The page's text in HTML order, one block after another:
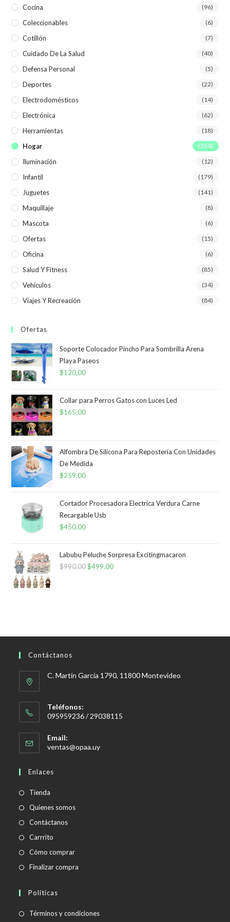
Cocina (96)
Coleccionables (6)
Cotillón (7)
Cuidado De La Salud (40)
Defensa Personal (5)
Deportes (22)
Electrodomésticos (14)
Electrónica (62)
Herramientas (18)
Hogar (234)
Iluminación (12)
Infantil (179)
Juguetes (141)
Maquillaje (8)
Mascota (6)
Ofertas (15)
Oficina (6)
Salud Y Fitness (85)
Vehículos (34)
Viajes Y Recreación (84)
Ofertas
Soporte Colocador Pincho Para Sombrilla Arena
Playa Paseos
$120,00
Collar para Perros Gatos con Luces Led
$165,00
Alfombra De Silicona Para Repostería Con Unidades
De Medida
$259,00
Cortador Procesadora Electrica Verdura Carne
Recargable Usb
$450,00
Labubu Peluche Sorpresa Excitingmacaron
$990,00El
$499,00El
Contáctanos
C. Martín García 1790, 11800 Montevideo
Teléfonos:
095959236 / 29038115
Email:
ventas@opaa.uySe
Enlaces
Tienda
Quienes somos
Contáctanos
Carrrito
Cómo comprar
Finalizar compra
Políticas
Términos y condicionesSe